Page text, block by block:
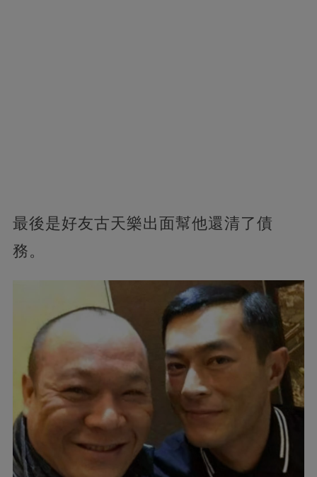
最後是好友古天樂出面幫他還清了債
務。